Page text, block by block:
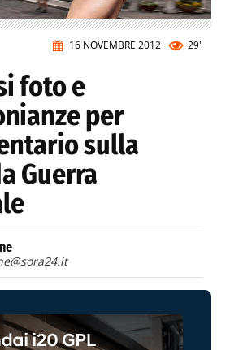
16 NOVEMBRE 2012 29"
foto e
per
sulla
Guerra